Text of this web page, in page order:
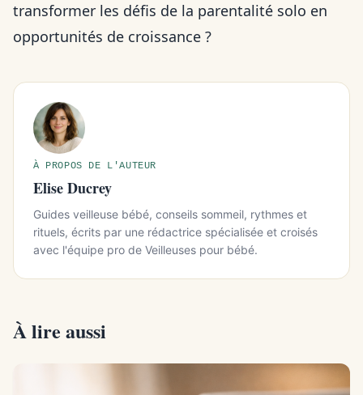
transformer les défis de la parentalité solo en
opportunités de croissance ?
À PROPOS DE L'AUTEUR
Elise Ducrey
Guides veilleuse bébé, conseils sommeil, rythmes et
rituels, écrits par une rédactrice spécialisée et croisés
avec l'équipe pro de Veilleuses pour bébé.
À lire aussi